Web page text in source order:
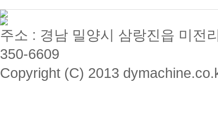
주소 : 경남 밀양시 삼랑진읍 미전
350-6609
Copyright (C) 2013